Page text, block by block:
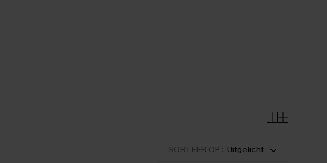
SORTEER OP : Uitgelicht